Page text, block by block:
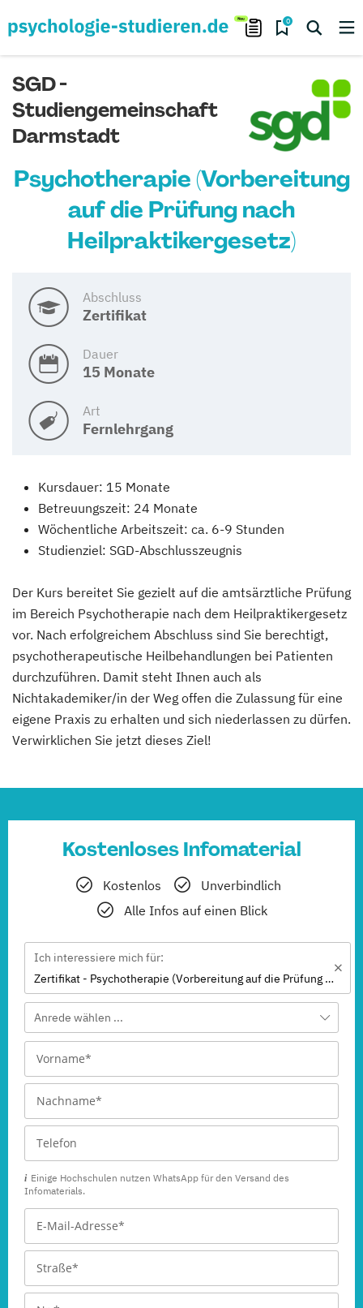
0
SGD -
Studiengemeinschaft
Darmstadt
Psychotherapie (Vorbereitung
auf die Prüfung nach
Heilpraktikergesetz)
Abschluss
Zertifikat
Dauer
15 Monate
Art
Fernlehrgang
Kursdauer: 15 Monate
Betreuungszeit: 24 Monate
Wöchentliche Arbeitszeit: ca. 6-9 Stunden
Studienziel: SGD-Abschlusszeugnis
Der Kurs bereitet Sie gezielt auf die amtsärztliche Prüfung
im Bereich Psychotherapie nach dem Heilpraktikergesetz
vor. Nach erfolgreichem Abschluss sind Sie berechtigt,
psychotherapeutische Heilbehandlungen bei Patienten
durchzuführen. Damit steht Ihnen auch als
Nichtakademiker/in der Weg offen die Zulassung für eine
eigene Praxis zu erhalten und sich niederlassen zu dürfen.
Verwirklichen Sie jetzt dieses Ziel!
Kostenloses Infomaterial
Kostenlos
Unverbindlich
Alle Infos auf einen Blick
Ich interessiere mich für:
Zertifikat - Psychotherapie (Vorbereitung auf die Prüfung nach Heilpraktikergesetz)
Anrede wählen ...
Einige Hochschulen nutzen WhatsApp für den Versand des
Infomaterials.